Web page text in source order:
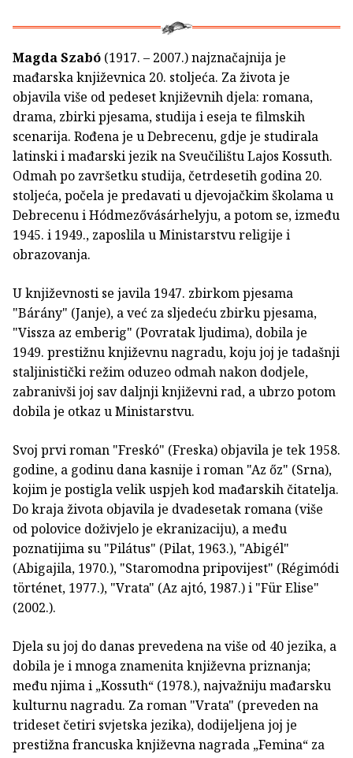
Magda Szabó (1917. – 2007.) najznačajnija je
mađarska književnica 20. stoljeća. Za života je
objavila više od pedeset književnih djela: romana,
drama, zbirki pjesama, studija i eseja te filmskih
scenarija. Rođena je u Debrecenu, gdje je studirala
latinski i mađarski jezik na Sveučilištu Lajos Kossuth.
Odmah po završetku studija, četrdesetih godina 20.
stoljeća, počela je predavati u djevojačkim školama u
Debrecenu i Hódmezővásárhelyju, a potom se, između
1945. i 1949., zaposlila u Ministarstvu religije i
obrazovanja.
U književnosti se javila 1947. zbirkom pjesama
"Bárány" (Janje), a već za sljedeću zbirku pjesama,
"Vissza az emberig" (Povratak ljudima), dobila je
1949. prestižnu književnu nagradu, koju joj je tadašnji
staljinistički režim oduzeo odmah nakon dodjele,
zabranivši joj sav daljnji književni rad, a ubrzo potom
dobila je otkaz u Ministarstvu.
Svoj prvi roman "Freskó" (Freska) objavila je tek 1958.
godine, a godinu dana kasnije i roman "Az őz" (Srna),
kojim je postigla velik uspjeh kod mađarskih čitatelja.
Do kraja života objavila je dvadesetak romana (više
od polovice doživjelo je ekranizaciju), a među
poznatijima su "Pilátus" (Pilat, 1963.), "Abigél"
(Abigajila, 1970.), "Staromodna pripovijest" (Régimódi
történet, 1977.), "Vrata" (Az ajtó, 1987.) i "Für Elise"
(2002.).
Djela su joj do danas prevedena na više od 40 jezika, a
dobila je i mnoga znamenita književna priznanja;
među njima i „Kossuth“ (1978.), najvažniju mađarsku
kulturnu nagradu. Za roman "Vrata" (preveden na
trideset četiri svjetska jezika), dodijeljena joj je
prestižna francuska književna nagrada „Femina“ za